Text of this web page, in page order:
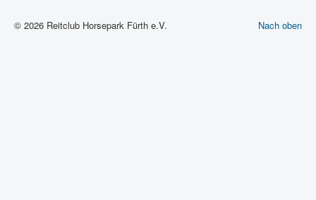
Nach oben
© 2026 Reitclub Horsepark Fürth e.V.